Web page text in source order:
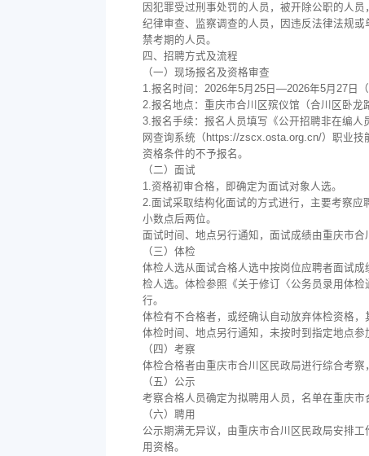
因犯罪受过刑事处罚的人员，被开除公职的人
纪律审查、监察调查的人员，因违反法律法规
禁考期的人员。
四、招聘方式及流程
（一）现场报名及资格审查
1.报名时间：2026年5月25日—2026年5月27日
2.报名地点：重庆市合川区殡仪馆（合川区卧龙
3.报名手续：报名人员填写《公开招聘非在编
网查询系统（https://zscx.osta.org.cn/）职业技
资格条件的不予报名。
（二）面试
1.资格初审合格，即确定为面试对象人选。
2.面试采取结构化面试的方式进行，主要考察
小数点后两位。
面试时间、地点另行通知，面试成绩由重庆市合
（三）体检
体检人选从面试合格人选中按岗位应聘者面试
检人选。体检参照《关于修订〈公务员录用体
行。
体检有不合格者，或经确认自动放弃体检资格
体检时间、地点另行通知，未按时到指定地点
（四）考察
体检合格者由重庆市合川区民政局进行综合考
（五）公示
考察合格人员确定为拟聘用人员，名单在重庆
（六）聘用
公示期满无异议，由重庆市合川区民政局安排
用资格。